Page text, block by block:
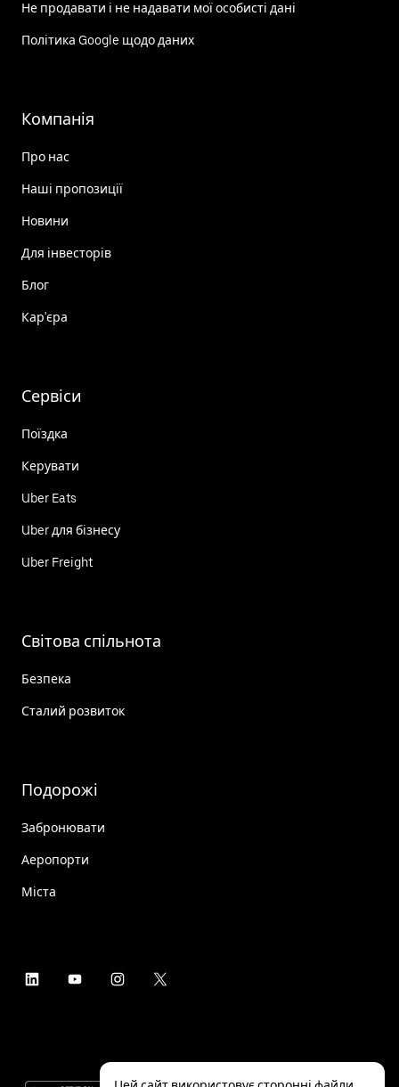
Не продавати і не надавати мої особисті дані
Політика Google щодо даних
Компанія
Про нас
Наші пропозиції
Новини
Для інвесторів
Блог
Кар'єра
Сервіси
Поїздка
Керувати
Uber Eats
Uber для бізнесу
Uber Freight
Світова спільнота
Безпека
Сталий розвиток
Подорожі
Забронювати
Аеропорти
Міста